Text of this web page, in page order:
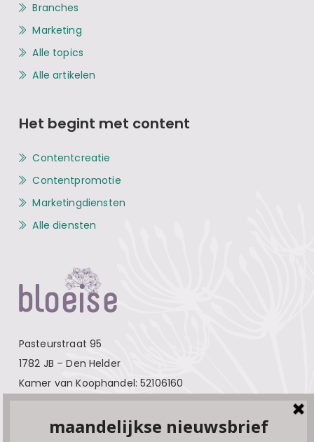
Pasteurstraat 95
1782 JB – Den Helder
Kamer van Koophandel: 52106160
Branches
Marketing
Alle topics
Alle artikelen
Het begint met content
Contentcreatie
Contentpromotie
Marketingdiensten
Alle diensten